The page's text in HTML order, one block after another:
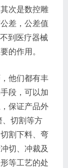
次是数控雕
差，公差值
到医疗器械
的作用。
他们都有丰
段，可以加
保证产品外
、切割等方
割下料、弯
切、冲裁及
等工艺的处